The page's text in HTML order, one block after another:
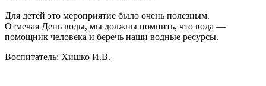
Для детей это мероприятие было очень полезным.
Отмечая День воды, мы должны помнить, что вода —
помощник человека и беречь наши водные ресурсы.
Воспитатель: Хишко И.В.